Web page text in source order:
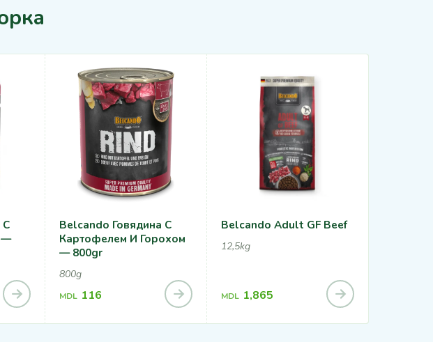
С
—
Belcando Говядина С
Картофелем И Горохом
— 800gr
800g
MDL 116
Belcando Adult GF Beef
12,5kg
MDL 1,865